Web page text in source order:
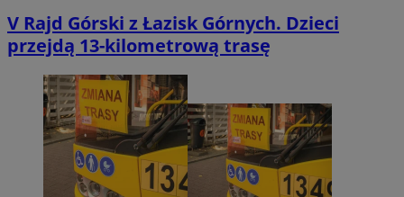
V Rajd Górski z Łazisk Górnych. Dzieci
przejdą 13-kilometrową trasę